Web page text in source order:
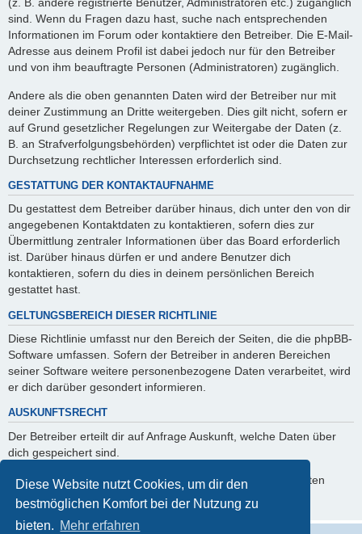
Diese Website nutzt Cookies, um dir den
bestmöglichen Komfort bei der Nutzung zu
bieten. Mehr erfahren
(z. B. andere registrierte Benutzer, Administratoren etc.) zugänglich
sind. Wenn du Fragen dazu hast, suche nach entsprechenden
Informationen im Forum oder kontaktiere den Betreiber. Die E-Mail-
Adresse aus deinem Profil ist dabei jedoch nur für den Betreiber
und von ihm beauftragte Personen (Administratoren) zugänglich.
Andere als die oben genannten Daten wird der Betreiber nur mit
deiner Zustimmung an Dritte weitergeben. Dies gilt nicht, sofern er
auf Grund gesetzlicher Regelungen zur Weitergabe der Daten (z.
B. an Strafverfolgungsbehörden) verpflichtet ist oder die Daten zur
Durchsetzung rechtlicher Interessen erforderlich sind.
GESTATTUNG DER KONTAKTAUFNAHME
Du gestattest dem Betreiber darüber hinaus, dich unter den von dir
angegebenen Kontaktdaten zu kontaktieren, sofern dies zur
Übermittlung zentraler Informationen über das Board erforderlich
ist. Darüber hinaus dürfen er und andere Benutzer dich
kontaktieren, sofern du dies in deinem persönlichen Bereich
gestattet hast.
GELTUNGSBEREICH DIESER RICHTLINIE
Diese Richtlinie umfasst nur den Bereich der Seiten, die die phpBB-
Software umfassen. Sofern der Betreiber in anderen Bereichen
seiner Software weitere personenbezogene Daten verarbeitet, wird
er dich darüber gesondert informieren.
AUSKUNFTSRECHT
Der Betreiber erteilt dir auf Anfrage Auskunft, welche Daten über
dich gespeichert sind.
Du kannst jederzeit die Löschung bzw. Sperrung deiner Daten
verlangen. Kontaktiere hierzu bitte den Betreiber.